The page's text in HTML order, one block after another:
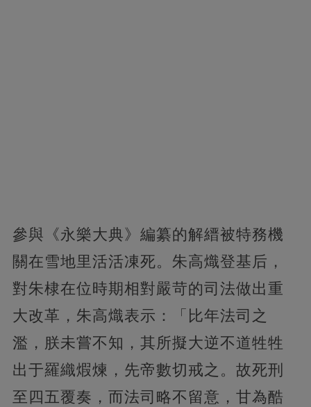
參與《永樂大典》編纂的解縉被特務機
關在雪地里活活凍死。朱高熾登基后，
對朱棣在位時期相對嚴苛的司法做出重
大改革，朱高熾表示：「比年法司之
濫，朕未嘗不知，其所擬大逆不道牲牲
出于羅織煆煉，先帝數切戒之。故死刑
至四五覆奏，而法司略不留意，甘為酷